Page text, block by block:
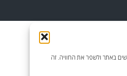
באתר ולשפר את החוויה. זה